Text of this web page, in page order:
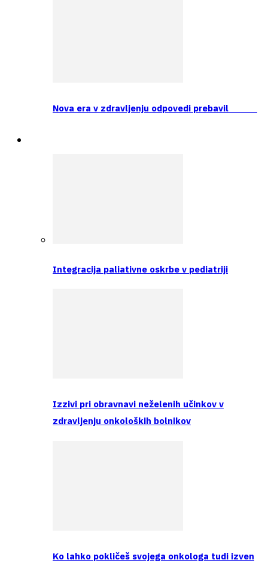
Nova era v zdravljenju odpovedi prebavil
Integracija paliativne oskrbe v pediatriji
Izzivi pri obravnavi neželenih učinkov v
zdravljenju onkoloških bolnikov
Ko lahko pokličeš svojega onkologa tudi izven